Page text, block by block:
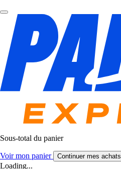
Sous-total du panier
Voir mon panier Continuer mes achats
Loading...